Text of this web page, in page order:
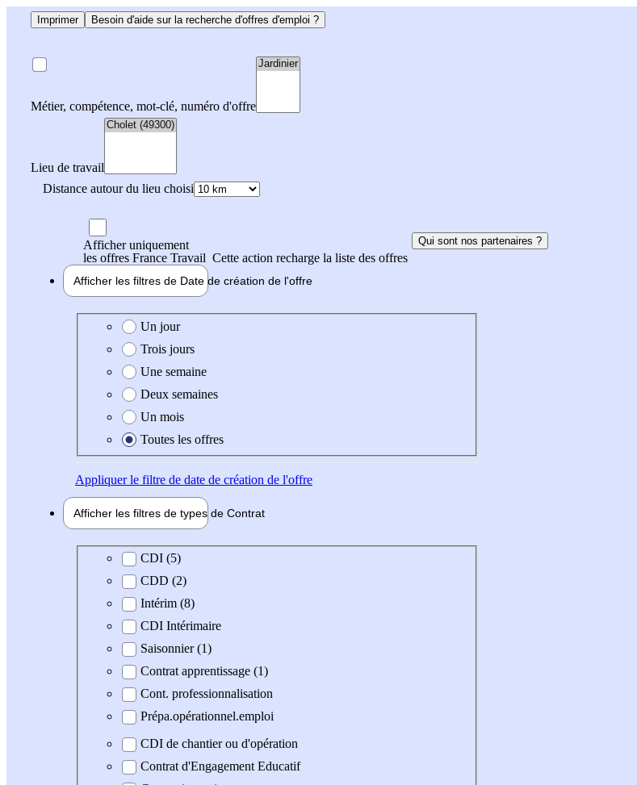
Imprimer Besoin d'aide sur la recherche d'offres d'emploi ?
Métier, compétence, mot-clé, numéro d'offre
Lieu de travail
Distance autour du lieu choisi
Afficher uniquement
les offres France Travail Cette action recharge la liste des offres
Qui sont nos partenaires ?
Afficher les filtres de Date de création de l'offre
Date de création de l'offre
Un jour
Trois jours
Une semaine
Deux semaines
Un mois
Toutes les offres
Appliquerle filtre de date de création de l'offre
Afficher les filtres de types de Contrat
Type de contrat
CDI (5)
CDD (2)
Intérim (8)
CDI Intérimaire
Saisonnier (1)
Contrat apprentissage (1)
Cont. professionnalisation
Prépa.opérationnel.emploi
CDI de chantier ou d'opération
Contrat d'Engagement Educatif